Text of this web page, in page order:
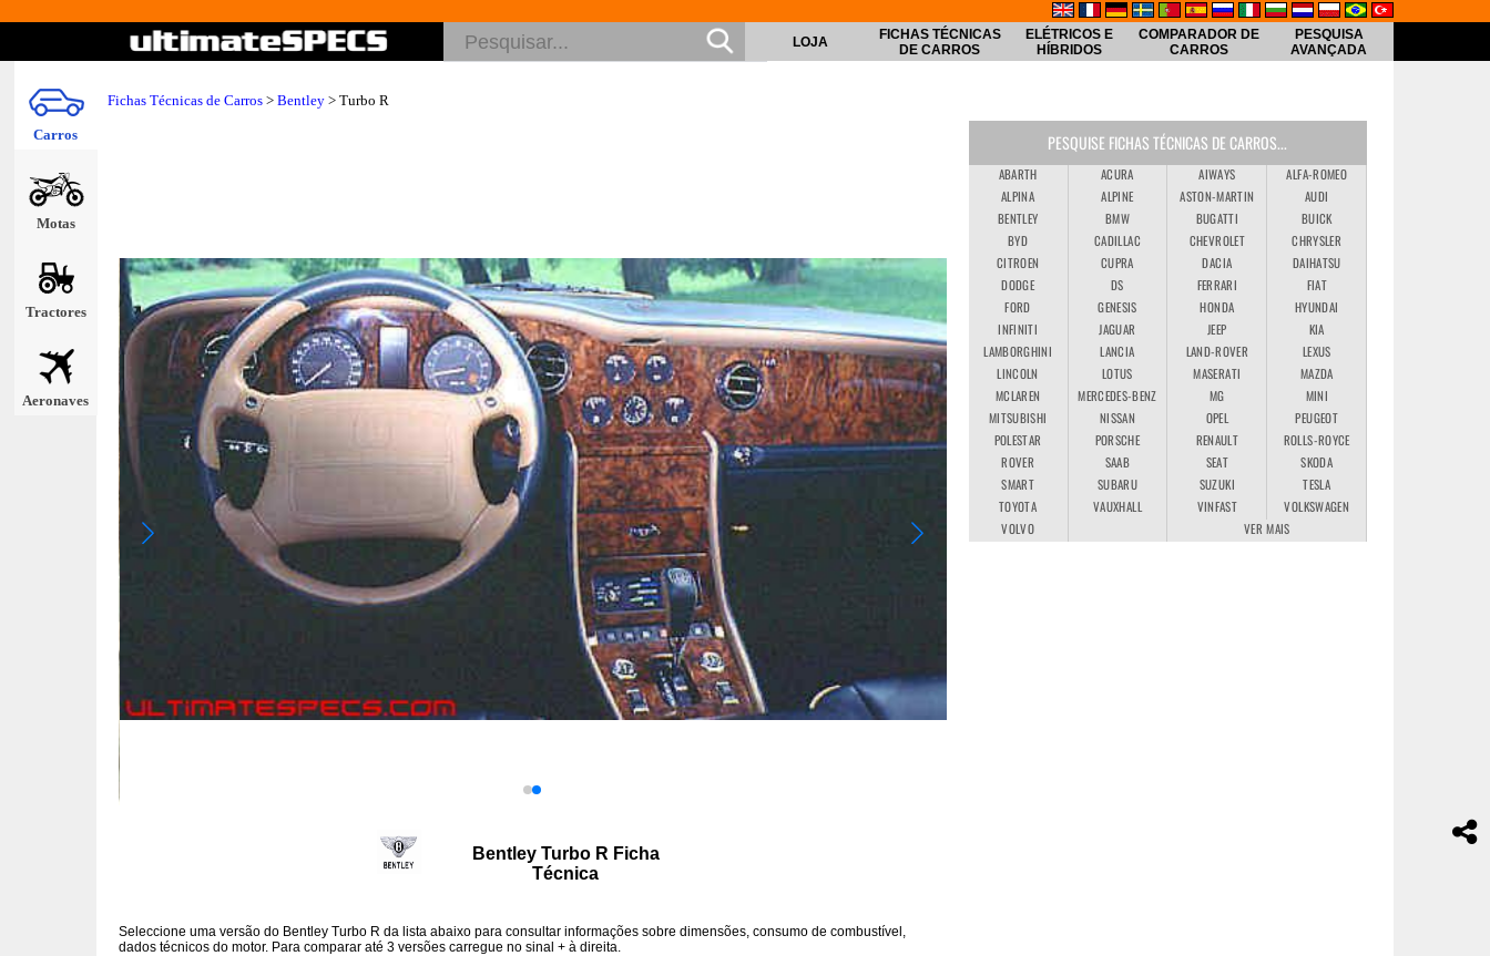
Carros
Motas
Tractores
Aeronaves
LOJA
FICHAS TÉCNICAS
DE CARROS
ELÉTRICOS E
HÍBRIDOS
COMPARADOR DE
CARROS
PESQUISA
AVANÇADA
Fichas Técnicas de Carros > Bentley > Turbo R
Bentley Turbo R Ficha
Técnica
Seleccione uma versão do Bentley Turbo R da lista abaixo para consultar informações sobre dimensões, consumo de combustível,
dados técnicos do motor. Para comparar até 3 versões carregue no sinal + à direita.
PESQUISE FICHAS TÉCNICAS DE CARROS...
ABARTH ACURA AIWAYS
ALFA-ROMEO
ALPINA
ALPINE ASTON-MARTIN
AUDI
BENTLEY
BMW BUGATTI
BUICK
BYD
CADILLAC CHEVROLET
CHRYSLER
CITROEN
CUPRA DACIA
DAIHATSU
DODGE
DS FERRARI
FIAT
FORD
GENESIS HONDA
HYUNDAI
INFINITI
JAGUAR JEEP
KIA
LAMBORGHINI
LANCIA LAND-ROVER
LEXUS
LINCOLN
LOTUS MASERATI
MAZDA
MCLAREN
MERCEDES-BENZ MG
MINI
MITSUBISHI
NISSAN OPEL
PEUGEOT
POLESTAR
PORSCHE RENAULT
ROLLS-ROYCE
ROVER
SAAB SEAT
SKODA
SMART
SUBARU SUZUKI
TESLA
TOYOTA
VAUXHALL VINFAST
VOLKSWAGEN
VOLVO
VER MAIS